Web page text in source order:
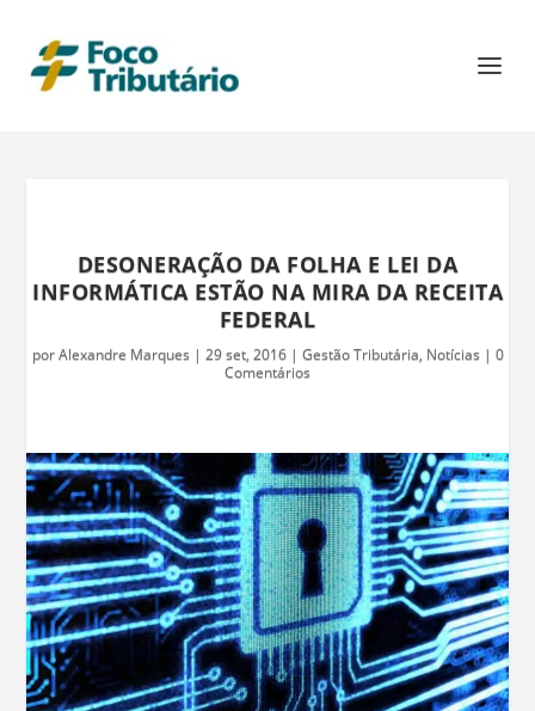
DESONERAÇÃO DA FOLHA E LEI DA
INFORMÁTICA ESTÃO NA MIRA DA RECEITA
FEDERAL
porAlexandre Marques | 29 set, 2016| Gestão Tributária, Notícias | 0
Comentários